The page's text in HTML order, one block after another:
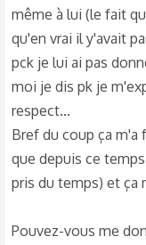
même à lui (le fait
qu'en vrai il y'avait
pck je lui ai pas
moi je dis pk je
respect...
Bref du coup ça m'a
que depuis ce
pris du temps) et ça
Pouvez-vous me